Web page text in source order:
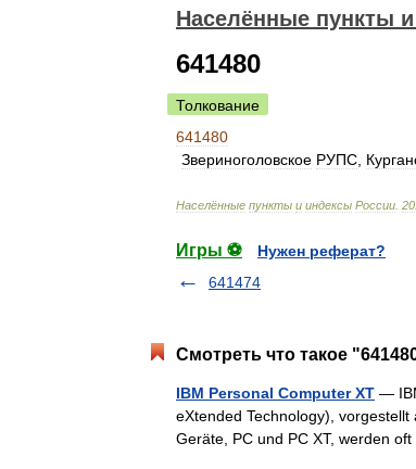
Населённые пункты
641480
Толкование
641480
Звериноголовское РУПС
Населённые пункты и индексы России
Игры ⚽
Нужен реферат?
641474
Смотреть что такое
IBM Personal Computer XT —
eXtended Technology),
Geräte, PC und PC XT, werden